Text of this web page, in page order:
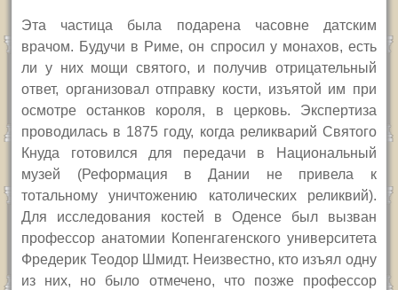
Эта частица была подарена часовне датским
врачом. Будучи в Риме, он спросил у монахов, есть
ли у них мощи святого, и получив отрицательный
ответ, организовал отправку кости, изъятой им при
осмотре останков короля, в церковь. Экспертиза
проводилась в 1875 году, когда реликварий Святого
Кнуда готовился для передачи в Национальный
музей (Реформация в Дании не привела к
тотальному уничтожению католических реликвий).
Для исследования костей в Оденсе был вызван
профессор анатомии Копенгагенского университета
Фредерик Теодор Шмидт. Неизвестно, кто изъял одну
из них, но было отмечено, что позже профессор